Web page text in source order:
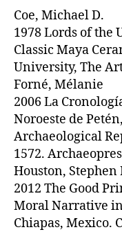
Coe, Michael D.
1978 Lords of the
Classic Maya
University, The
Forné, Mélanie
2006 La
Noroeste de
Archaeological
1572.
Houston, Stephen
2012 The Good
Moral Narrative
Chiapas, Mexico.